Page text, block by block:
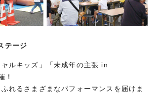
テージ
ャルキッズ」「未成年の主張 in
！
れるさまざまなパフォーマンスを届けま